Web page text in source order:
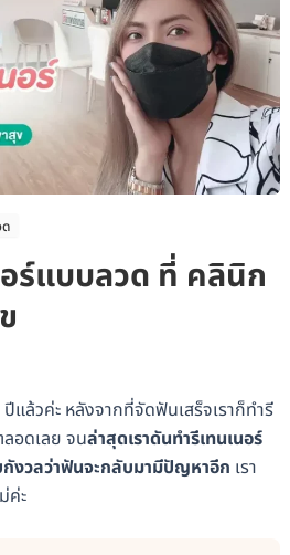
ร์แบบลวด ที่ คลินิก
แล้วค่ะ หลังจากที่จัดฟันเสร็จเราก็ทำรี
อดเลย จนล่าสุดเราดันทำรีเทนเนอร์
งวลว่าฟันจะกลับมามีปัญหาอีก เรา
ค่ะ